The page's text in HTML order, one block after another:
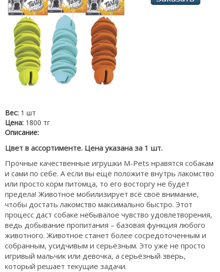
Вес: 1 шт
Цена: 1800 тг
Описание:
Цвет в ассортименте. Цена указана за 1 шт.
Прочные качественные игрушки M-Pets нравятся собакам
и сами по себе. А если вы ещё положите внутрь лакомство
или просто корм питомца, то его восторгу не будет
предела! Животное мобилизирует всё своё внимание,
чтобы достать лакомство максимально быстро. Этот
процесс даст собаке небывалое чувство удовлетворения,
ведь добывание пропитания – базовая функция любого
животного. Животное станет более сосредоточенным и
собранным, усидчивым и серьёзным. Это уже не просто
игривый мальчик или девочка, а серьёзный зверь,
который решает текущие задачи.